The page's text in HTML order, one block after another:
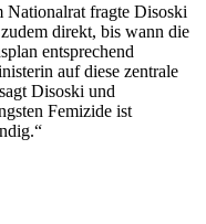
Nationalrat fragte Disoski
direkt, bis wann die
entsprechend
auf diese zentrale
Disoski und
Femizide ist